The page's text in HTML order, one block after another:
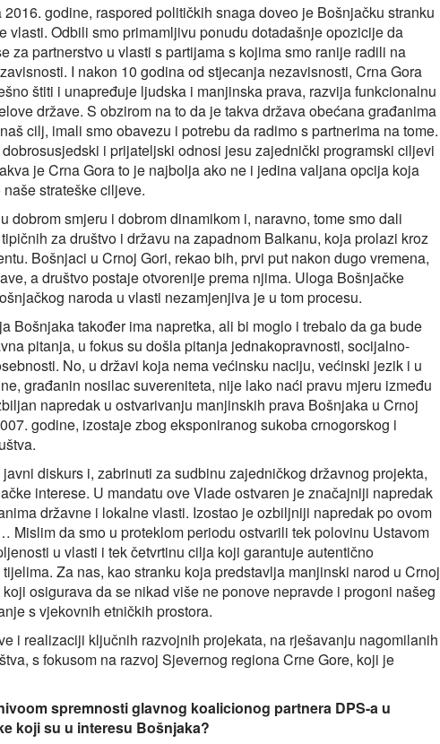
godine, raspored političkih snaga doveo je Bošnjačku stranku
vlasti. Odbili smo primamljivu ponudu dotadašnje opozicije da
za partnerstvo u vlasti s partijama s kojima smo ranije radili na
I nakon 10 godina od stjecanja nezavisnosti, Crna Gora
štiti i unapređuje ljudska i manjinska prava, razvija funkcionalnu
države. S obzirom na to da je takva država obećana građanima
cilj, imali smo obavezu i potrebu da radimo s partnerima na tome.
i prijateljski odnosi jesu zajednički programski ciljevi
je Crna Gora to je najbolja ako ne i jedina valjana opcija koja
strateške ciljeve.
dobrom smjeru i dobrom dinamikom i, naravno, tome smo dali
za društvo i državu na zapadnom Balkanu, koja prolazi kroz
Bošnjaci u Crnoj Gori, rekao bih, prvi put nakon dugo vremena,
a društvo postaje otvorenije prema njima. Uloga Bošnjačke
naroda u vlasti nezamjenjiva je u tom procesu.
Bošnjaka također ima napretka, ali bi moglo i trebalo da ga bude
pitanja, u fokus su došla pitanja jednakopravnosti, socijalno-
No, u državi koja nema većinsku naciju, većinski jezik i u
građanin nosilac suvereniteta, nije lako naći pravu mjeru između
napredak u ostvarivanju manjinskih prava Bošnjaka u Crnoj
godine, izostaje zbog eksponiranog sukoba crnogorskog i
diskurs i, zabrinuti za sudbinu zajedničkog državnog projekta,
interese. U mandatu ove Vlade ostvaren je značajniji napredak
državne i lokalne vlasti. Izostao je ozbiljniji napredak po ovom
Mislim da smo u proteklom periodu ostvarili tek polovinu Ustavom
u vlasti i tek četvrtinu cilja koji garantuje autentično
Za nas, kao stranku koja predstavlja manjinski narod u Crnoj
osigurava da se nikad više ne ponove nepravde i progoni našeg
s vjekovnih etničkih prostora.
i realizaciji ključnih razvojnih projekata, na rješavanju nagomilanih
s fokusom na razvoj Sjevernog regiona Crne Gore, koji je
spremnosti glavnog koalicionog partnera DPS-a u
koji su u interesu Bošnjaka?